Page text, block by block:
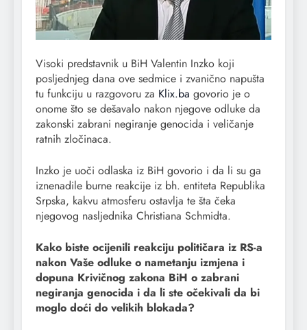
Visoki predstavnik u BiH Valentin Inzko koji
posljednjeg dana ove sedmice i zvanično napušta
tu funkciju u razgovoru za Klix.ba govorio je o
onome što se dešavalo nakon njegove odluke da
zakonski zabrani negiranje genocida i veličanje
ratnih zločinaca.
Inzko je uoči odlaska iz BiH govorio i da li su ga
iznenadile burne reakcije iz bh. entiteta Republika
Srpska, kakvu atmosferu ostavlja te šta čeka
njegovog nasljednika Christiana Schmidta.
Kako biste ocijenili reakciju političara iz RS-a
nakon Vaše odluke o nametanju izmjena i
dopuna Krivičnog zakona BiH o zabrani
negiranja genocida i da li ste očekivali da bi
moglo doći do velikih blokada?